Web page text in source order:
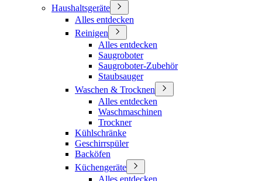
Haushaltsgeräte
Alles entdecken
Reinigen
Alles entdecken
Saugroboter
Saugroboter-Zubehör
Staubsauger
Waschen & Trocknen
Alles entdecken
Waschmaschinen
Trockner
Kühlschränke
Geschirrspüler
Backöfen
Küchengeräte
Alles entdecken